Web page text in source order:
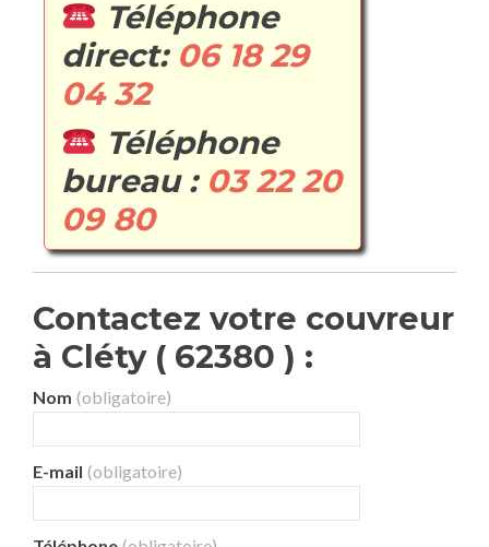
Téléphone
direct: 06 18 29
04 32
Téléphone
bureau : 03 22 20
09 80
Contactez votre couvreur
à Cléty ( 62380 ) :
Nom (obligatoire)
E-mail (obligatoire)